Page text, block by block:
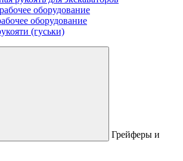
оборудование
оборудование
(гуськи)
Грейферы и